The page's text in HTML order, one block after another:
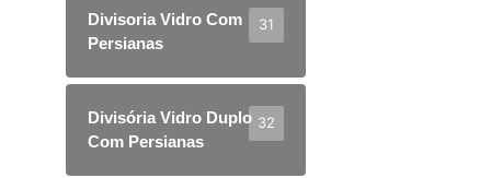
Divisoria Vidro Com
Persianas
31
Divisória Vidro Duplo
Com Persianas
32